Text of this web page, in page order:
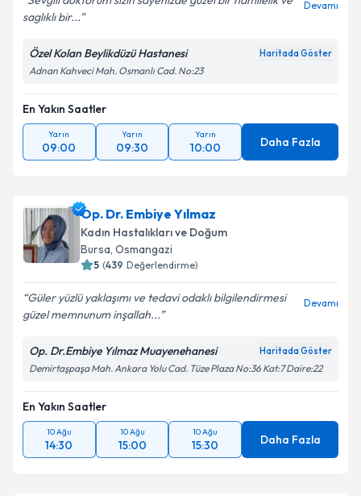
saglıklı bir...
Devamı
Özel Kolan Beylikdüzü Hastanesi Haritada Göster
Adnan Kahveci Mah. Osmanlı Cad. No:23
En Yakın Saatler
Yarın
09:00
Yarın
09:30
Yarın
10:00 Daha Fazla
Op. Dr. Embiye Yılmaz
Kadın Hastalıkları ve Doğum
Bursa, Osmangazi
5 (439 Değerlendirme)
Güler yüzlü yaklaşımı ve tedavi odaklı bilgilendirmesi
güzel memnunum inşallah...
Devamı
Op. Dr.Embiye Yılmaz Muayenehanesi Haritada Göster
Demirtaşpaşa Mah. Ankara Yolu Cad. Tüze Plaza No:36 Kat:7 Daire:22
En Yakın Saatler
10 Ağu
14:30
10 Ağu
15:00
10 Ağu
15:30 Daha Fazla